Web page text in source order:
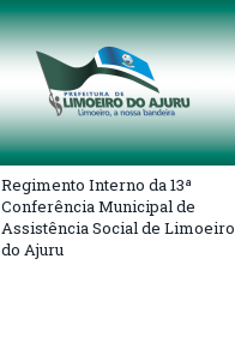
Regimento Interno da 13ª
Conferência Municipal de
Assistência Social de Limoeiro
do Ajuru